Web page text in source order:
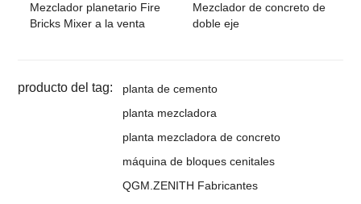
Mezclador planetario Fire
Bricks Mixer a la venta
Mezclador de concreto de
doble eje
producto del tag:
planta de cemento
planta mezcladora
planta mezcladora de concreto
máquina de bloques cenitales
QGM.ZENITH Fabricantes